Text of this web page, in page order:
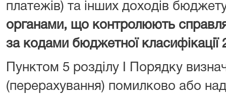
платежів) та інших доходів
органами, що контролюють
за кодами бюджетної
Пунктом 5 розділу I Порядку
(перерахування) помилково або